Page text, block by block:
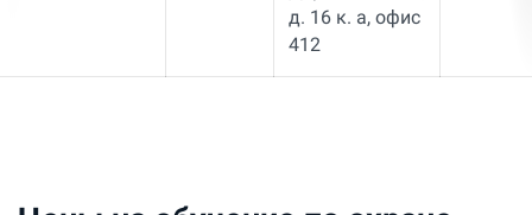
д. 16 к. а, офис
412